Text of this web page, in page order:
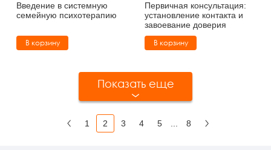
Введение в системную
семейную психотерапию
В корзину
Первичная консультация:
установление контакта и
завоевание доверия
В корзину
Показать еще
1 2 3 4 5 8